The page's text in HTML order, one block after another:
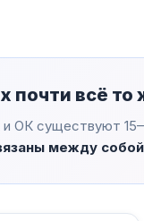
почти всё
ОК существуют
между собой